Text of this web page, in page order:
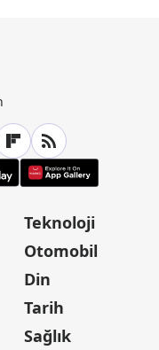
Teknoloji
Otomobil
Din
Tarih
Sağlık